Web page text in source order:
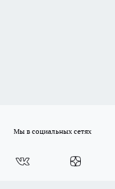
Мы в социальных сетях